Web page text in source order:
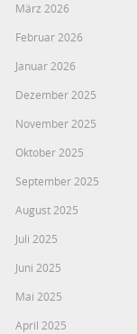
März 2026
Februar 2026
Januar 2026
Dezember 2025
November 2025
Oktober 2025
September 2025
August 2025
Juli 2025
Juni 2025
Mai 2025
April 2025